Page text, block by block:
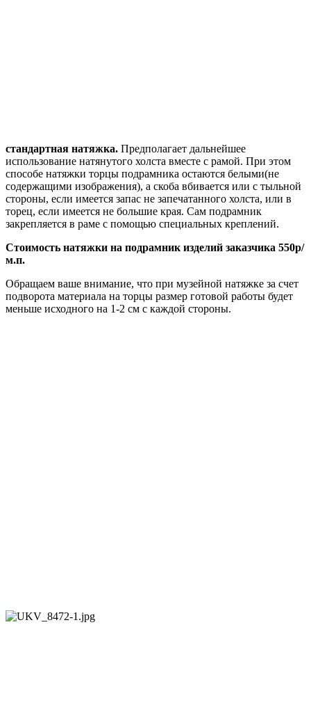
стандартная натяжка. Предполагает дальнейшее
использование натянутого холста вместе с рамой. При этом
способе натяжки торцы подрамника остаются белыми(не
содержащими изображения), а скоба вбивается или с тыльной
стороны, если имеется запас не запечатанного холста, или в
торец, если имеется не большие края. Сам подрамник
закрепляется в раме с помощью специальных креплений.
Стоимость натяжки на подрамник изделий заказчика 550р/
м.п.
Обращаем ваше внимание, что при музейной натяжке за счет
подворота материала на торцы размер готовой работы будет
меньше исходного на 1-2 см с каждой стороны.